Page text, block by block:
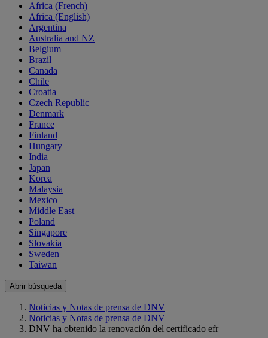
Africa (French)
Africa (English)
Argentina
Australia and NZ
Belgium
Brazil
Canada
Chile
Croatia
Czech Republic
Denmark
France
Finland
Hungary
India
Japan
Korea
Malaysia
Mexico
Middle East
Poland
Singapore
Slovakia
Sweden
Taiwan
Abrir búsqueda
Noticias y Notas de prensa de DNV
Noticias y Notas de prensa de DNV
DNV ha obtenido la renovación del certificado efr